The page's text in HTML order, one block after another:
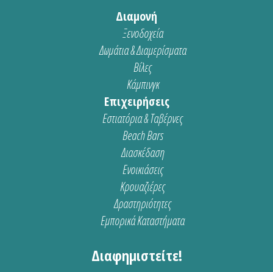
Διαμονή
Ξενοδοχεία
Δωμάτια & Διαμερίσματα
Βίλες
Κάμπινγκ
Επιχειρήσεις
Εστιατόρια & Ταβέρνες
Beach Bars
Διασκέδαση
Ενοικιάσεις
Κρουαζιέρες
Δραστηριότητες
Εμπορικά Καταστήματα
Διαφημιστείτε!